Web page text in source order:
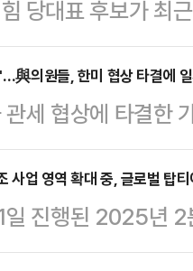
에 공유돼 화제를
은 과하…
비상대책위회의
등 민간 외교관들의
한미 양국은 이날
한국이 미국에
무…
당대표 후보가 최
련해 "(전 씨에 대
잘라 말했다.김문
과 만나 전 씨가 '
묻겠단 데 대해 "금
한다고 (언론이 집
금 '전한길 대회'를
與의원들, 한미 협상 타결에
세 협상에 타결한
민주당 당대표 후
한미동맹의 당사
었으리라 생각한
선방을 했고, 상대
사업 영역 확대 중, 글로벌 탑
진행된 2025년 2
약 1800억불 규